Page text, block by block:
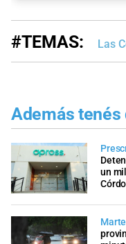
#TEMAS: Las
Además tenés
un